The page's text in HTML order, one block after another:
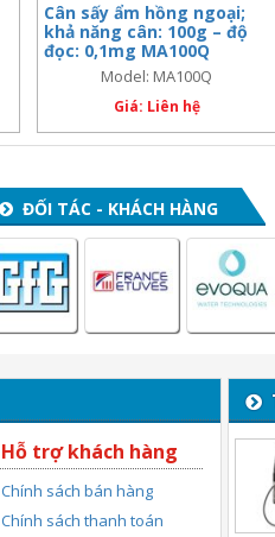
Cân sấy ẩm hồng ngoại;
khả năng cân: 100g – độ
đọc: 0,1mg MA100Q
Model: MA100Q
Giá: Liên hệ
ĐỐI TÁC - KHÁCH HÀNG
Hỗ trợ khách hàng
Chính sách bán hàng
Chính sách thanh toán